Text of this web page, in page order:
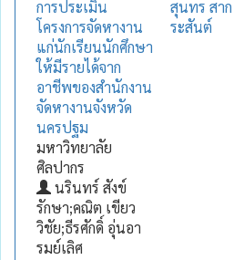
การประเมิน
โครงการจัดหางาน
แก่นักเรียนนักศึกษา
ให้มีรายได้จาก
อาชีพของสำนักงาน
จัดหางานจังหวัด
นครปฐม
มหาวิทยาลัย
ศิลปากร
นรินทร์ สังข์
รักษา;คณิต เขียว
วิชัย;ธีรศักดิ์ อุ่นอา
รมย์เลิศ
สุนทร สาก
ระสันต์